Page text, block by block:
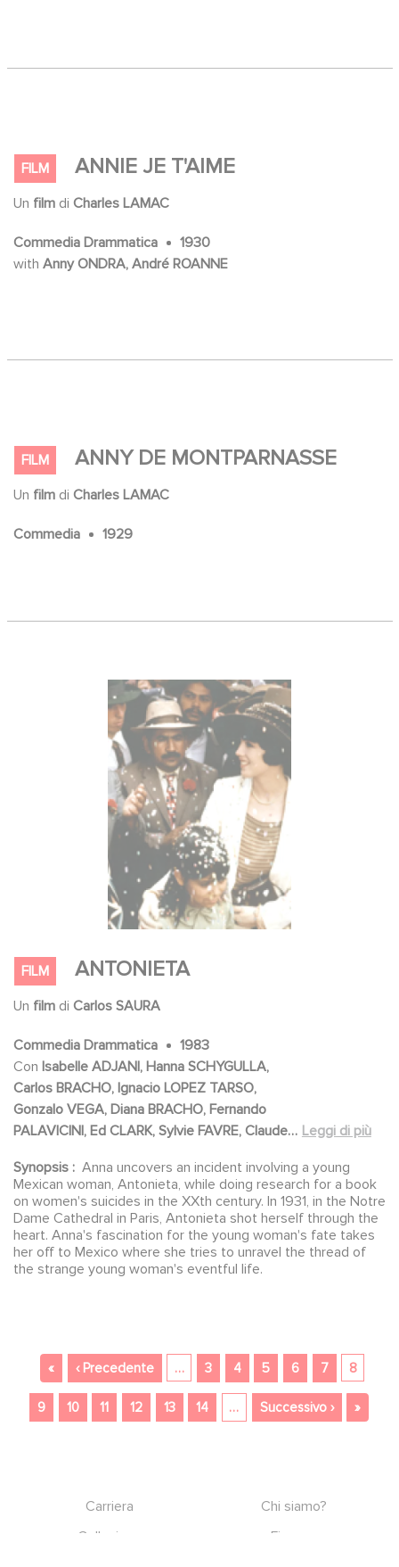
FILM ANNIE JE T'AIME
Un film di Charles LAMAC
Commedia Drammatica
1930
with Anny ONDRA, André ROANNE
FILM ANNY DE MONTPARNASSE
Un film di Charles LAMAC
Commedia 1929
FILM ANTONIETA
Un film di Carlos SAURA
Commedia Drammatica
1983
Con Isabelle ADJANI, Hanna SCHYGULLA,
Carlos BRACHO, Ignacio LOPEZ TARSO,
Gonzalo VEGA, Diana BRACHO, Fernando
PALAVICINI, Ed CLARK, Sylvie FAVRE, Claude
LOURET, François MARTHOURET, Fernando
BALZARETTI, Hector ALTERIO, Narciso
BUSQUETS, Victor ALCOCER
Leggi di più
Synopsis : Anna uncovers an incident involving a young
Mexican woman, Antonieta, while doing research for a book
on women's suicides in the XXth century. In 1931, in the Notre
Dame Cathedral in Paris, Antonieta shot herself through the
heart. Anna's fascination for the young woman's fate takes
her off to Mexico where she tries to unravel the thread of
the strange young woman's eventful life.
Paginazione
«Prima pagina
‹ PrecedentePagina precedente
… 3 4 5 6 7 8
9 10 11 12 13 14 … Successivo ›Pagina
»
Carriera
Chi siamo?
Collezione
Finanza